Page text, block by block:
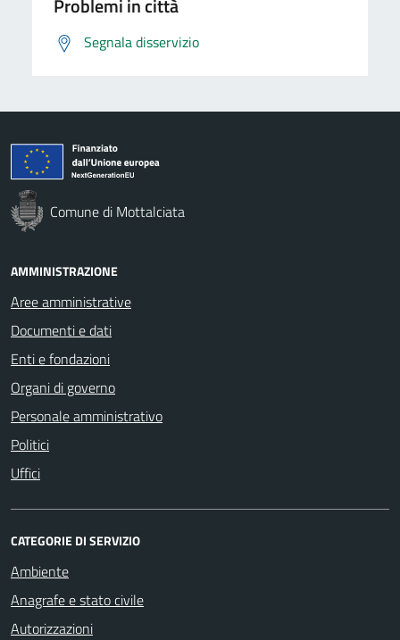
Problemi in città
Segnala disservizio
Comune di Mottalciata
AMMINISTRAZIONE
Aree amministrative
Documenti e dati
Enti e fondazioni
Organi di governo
Personale amministrativo
Politici
Uffici
CATEGORIE DI SERVIZIO
Ambiente
Anagrafe e stato civile
Autorizzazioni